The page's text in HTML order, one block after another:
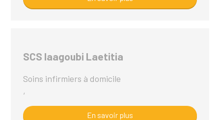
SCS Iaagoubi Laetitia
Soins infirmiers à domicile
,
En savoir plus